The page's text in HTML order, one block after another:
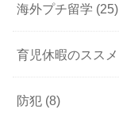
海外プチ留学 (25)
育児休暇のススメ
防犯 (8)